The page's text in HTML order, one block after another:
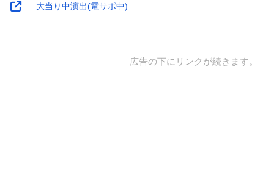
大当り中演出(電サポ中)
広告の下にリンクが続きます。